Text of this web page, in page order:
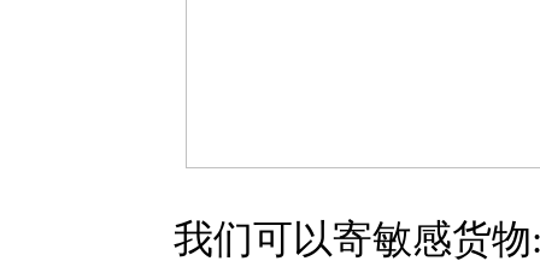
我们可以寄敏感货